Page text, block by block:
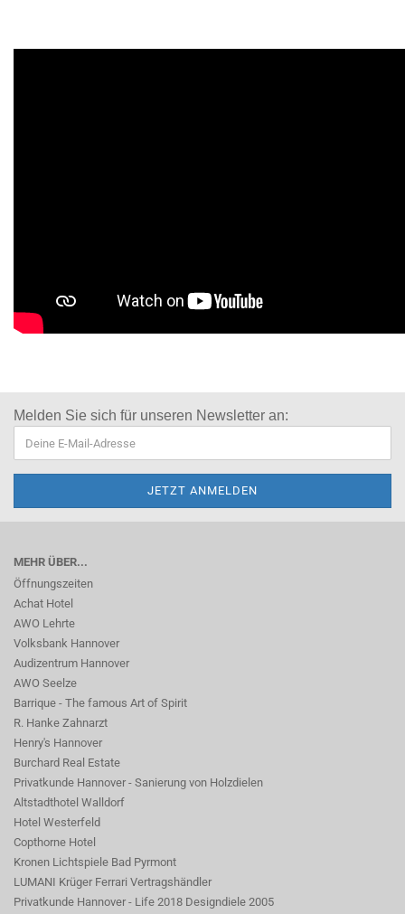
Melden Sie sich für unseren Newsletter an:
MEHR ÜBER...
Öffnungszeiten
Achat Hotel
AWO Lehrte
Volksbank Hannover
Audizentrum Hannover
AWO Seelze
Barrique - The famous Art of Spirit
R. Hanke Zahnarzt
Henry's Hannover
Burchard Real Estate
Privatkunde Hannover - Sanierung von Holzdielen
Altstadthotel Walldorf
Hotel Westerfeld
Copthorne Hotel
Kronen Lichtspiele Bad Pyrmont
LUMANI Krüger Ferrari Vertragshändler
Privatkunde Hannover - Life 2018 Designdiele 2005